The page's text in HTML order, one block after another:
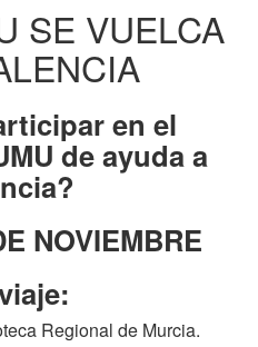
SE VUELCA
en el
de ayuda a
NOVIEMBRE
Regional de Murcia.